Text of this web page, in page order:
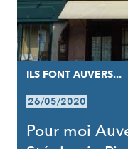
ILS FONT AUVERS...
26/05/2020
Pour moi